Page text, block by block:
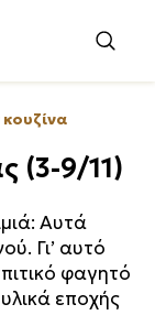
κουζίνα
(3-9/11)
Αυτά
Γι’ αυτό
φαγητό
εποχής